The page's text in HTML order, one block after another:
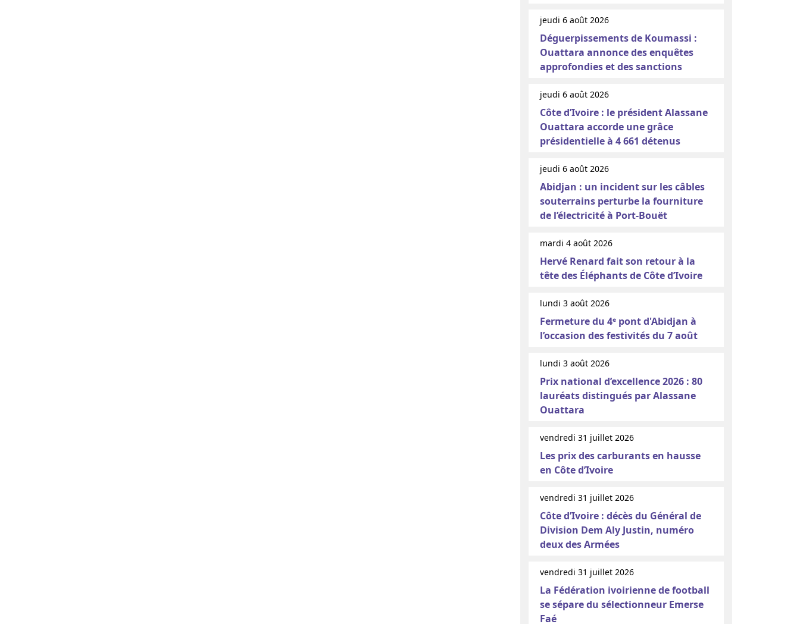
jeudi 6 août 2026
Déguerpissements de Koumassi :
Ouattara annonce des enquêtes
approfondies et des sanctions
jeudi 6 août 2026
Côte d’Ivoire : le président Alassane
Ouattara accorde une grâce
présidentielle à 4 661 détenus
jeudi 6 août 2026
Abidjan : un incident sur les câbles
souterrains perturbe la fourniture
de l’électricité à Port-Bouët
mardi 4 août 2026
Hervé Renard fait son retour à la
tête des Éléphants de Côte d’Ivoire
lundi 3 août 2026
Fermeture du 4ᵉ pont d'Abidjan à
l’occasion des festivités du 7 août
lundi 3 août 2026
Prix national d’excellence 2026 : 80
lauréats distingués par Alassane
Ouattara
vendredi 31 juillet 2026
Les prix des carburants en hausse
en Côte d’Ivoire
vendredi 31 juillet 2026
Côte d’Ivoire : décès du Général de
Division Dem Aly Justin, numéro
deux des Armées
vendredi 31 juillet 2026
La Fédération ivoirienne de football
se sépare du sélectionneur Emerse
Faé